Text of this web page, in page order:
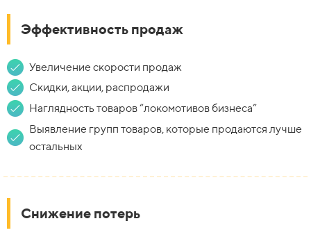
Эффективность продаж
Увеличение скорости продаж
Скидки, акции, распродажи
Наглядность товаров “локомотивов бизнеса”
Выявление групп товаров, которые продаются лучше
остальных
Снижение потерь